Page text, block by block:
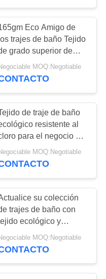
150
117
de
Eco Amigo de
los trajes de baño Tejido
grado superior de
Tejido
MOQ:Negotiable
de traje de baño
resistente al
para el negocio del
de baño
MOQ:Negotiable
su colección
trajes de baño con
ecológico y
MOQ:Negotiable